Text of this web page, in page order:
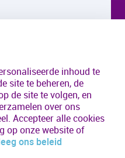
inhoud te
site te beheren, de
de site te volgen, en
over ons
Accepteer alle cookies
op onze website of
ons beleid